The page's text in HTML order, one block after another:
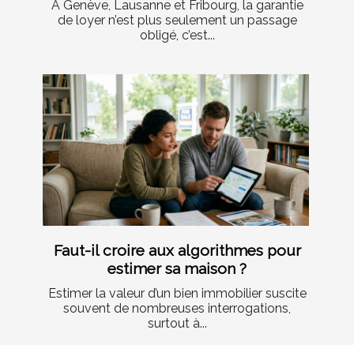
À Genève, Lausanne et Fribourg, la garantie
de loyer n’est plus seulement un passage
obligé, c’est...
Faut-il croire aux algorithmes pour
estimer sa maison ?
Estimer la valeur d’un bien immobilier suscite
souvent de nombreuses interrogations,
surtout à...